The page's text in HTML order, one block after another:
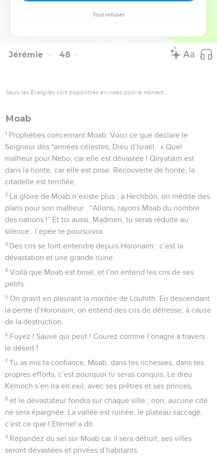
La Bible Du Semeur Copyright © 1992, 1999 by Biblica, Inc.® Used by permission.
Jérémie 48
Seuls les Évangiles sont disponibles en vidéo pour le moment.
Moab
1 Prophéties concernant Moab. Voici ce que déclare le
Seigneur des *armées célestes, Dieu d’Israël : « Quel
malheur pour Nebo, car elle est dévastée ! Qiryataïm est
dans la honte, car elle est prise. Recouverte de honte, la
citadelle est terrifiée.
2 La gloire de Moab n’existe plus ; à Hechbôn, on médite des
plans pour son malheur : “Allons, rayons Moab du nombre
des nations !” Et toi aussi, Madmen, tu seras réduite au
silence : l’épée te poursuivra.
3 Des cris se font entendre depuis Horonaïm : c’est la
dévastation et une grande ruine.
4 Voilà que Moab est brisé, et l’on entend les cris de ses
petits.
5 On gravit en pleurant la montée de Louhith. En descendant
la pente d’Horonaïm, on entend des cris de détresse, à cause
de la destruction.
6 Fuyez ! Sauve qui peut ! Courez comme l’onagre à travers
le désert !
7 Tu as mis ta confiance, Moab, dans tes richesses, dans tes
propres efforts, c’est pourquoi tu seras conquis. Le dieu
Kemoch s’en ira en exil, avec ses prêtres et ses princes,
8 et le dévastateur fondra sur chaque ville ; non, aucune cité
ne sera épargnée. La vallée est ruinée, le plateau saccagé,
c’est ce que l’Eternel a dit.
9 Répandez du sel sur Moab car il sera détruit, ses villes
seront dévastées et privées d’habitants.
Tout refuser